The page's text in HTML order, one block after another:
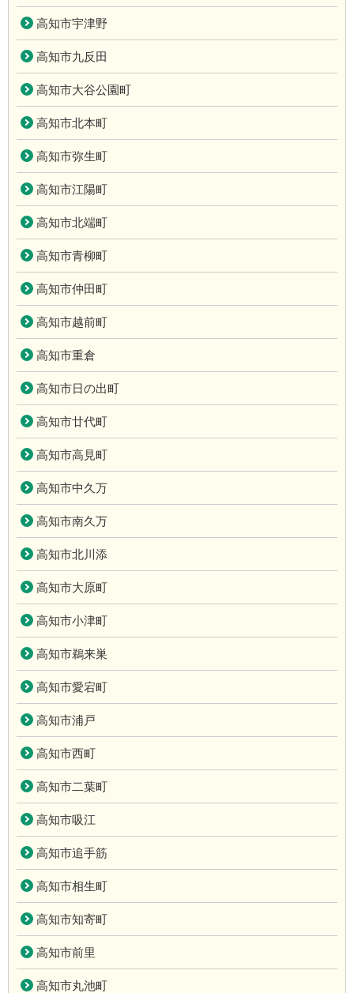
高知市宇津野
高知市九反田
高知市大谷公園町
高知市北本町
高知市弥生町
高知市江陽町
高知市北端町
高知市青柳町
高知市仲田町
高知市越前町
高知市重倉
高知市日の出町
高知市廿代町
高知市高見町
高知市中久万
高知市南久万
高知市北川添
高知市大原町
高知市小津町
高知市鵜来巣
高知市愛宕町
高知市浦戸
高知市西町
高知市二葉町
高知市吸江
高知市追手筋
高知市相生町
高知市知寄町
高知市前里
高知市丸池町